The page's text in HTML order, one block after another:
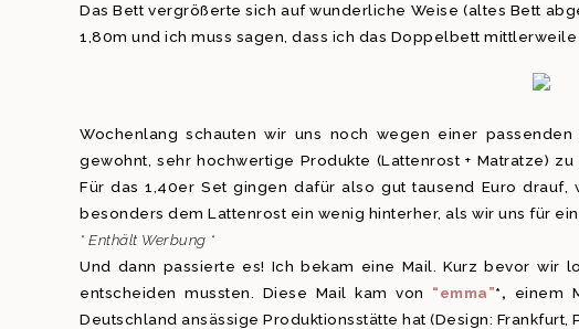
Das Bett vergrößerte sich auf wunderliche Weise (altes Bett
1,80m und ich muss sagen, dass ich das Doppelbett
Wochenlang schauten wir uns noch wegen einer
gewohnt, sehr hochwertige Produkte (Lattenrost + Matratze)
Für das 1,40er Set gingen dafür also gut tausend Euro
besonders dem Lattenrost ein wenig hinterher, als wir uns für
* Enthält Werbung *
Und dann passierte es! Ich bekam eine Mail. Kurz bevor wir
entscheiden mussten. Diese Mail kam von “emma”*, einem
Deutschland ansässige Produktionsstätte hat (Design: Frankfurt,